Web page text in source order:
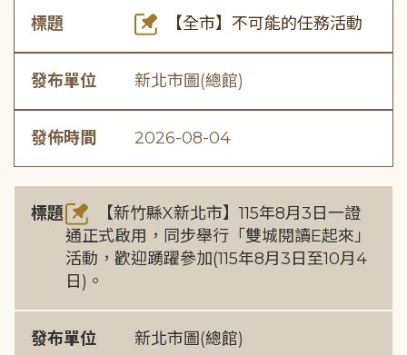
標題 【全市】不可能的任務活動
發布單位 新北市圖(總館)
發佈時間 2026-08-04
標題
【新竹縣X新北市】115年8月3日一證
通正式啟用，同步舉行「雙城閱讀E起來」
活動，歡迎踴躍參加(115年8月3日至10月4
日)。
發布單位 新北市圖(總館)